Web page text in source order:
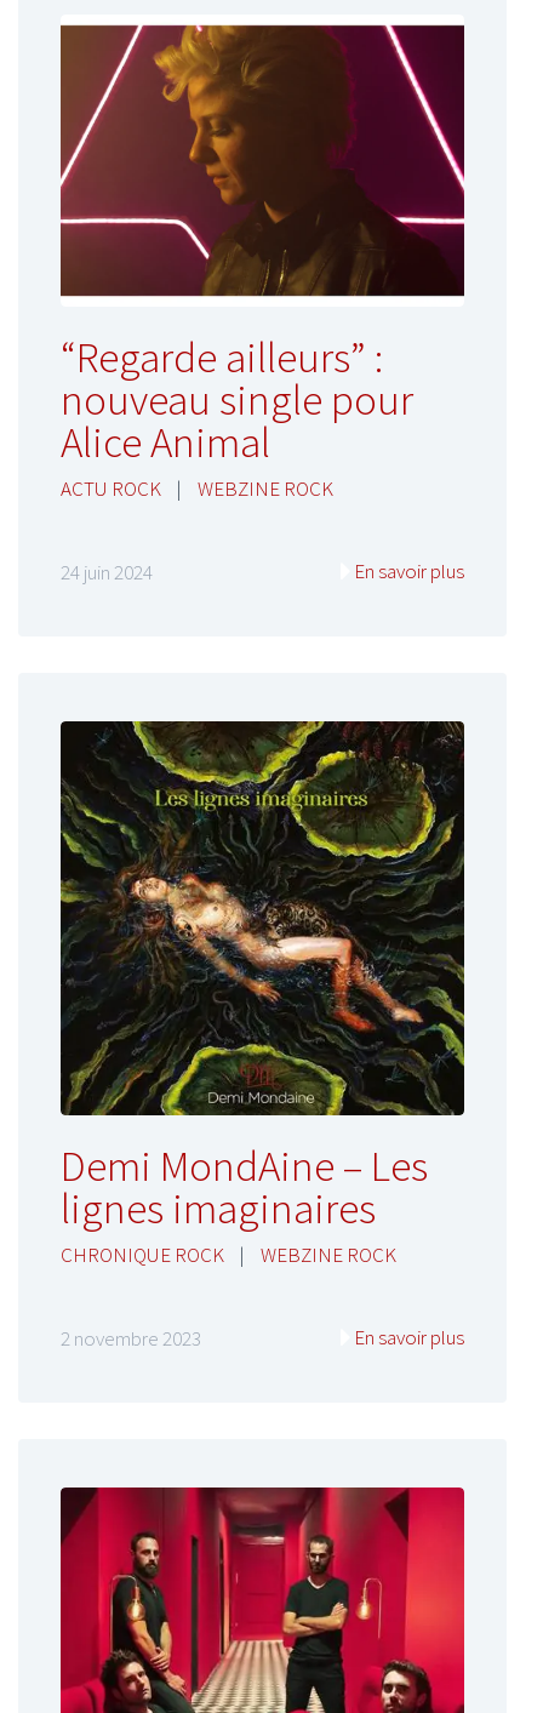
“Regarde ailleurs” :
nouveau single pour
Alice Animal
ACTU ROCK | WEBZINE ROCK
24 juin 2024 En savoir plus
Demi MondAine – Les
lignes imaginaires
CHRONIQUE ROCK | WEBZINE ROCK
2 novembre 2023 En savoir plus